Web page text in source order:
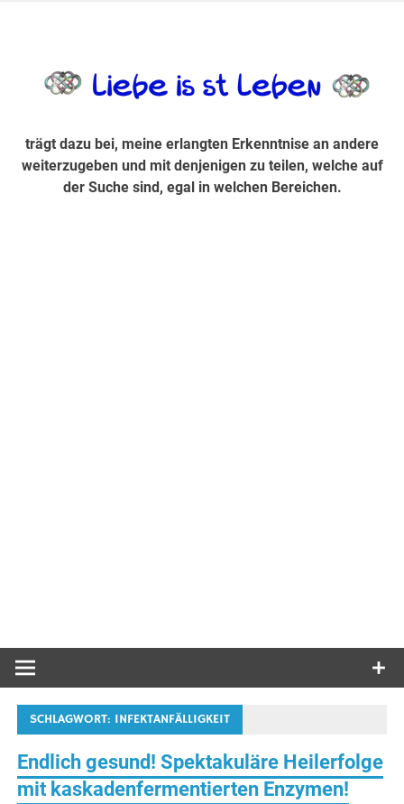
Suche sind, egal in welchen Bereichen.
trägt dazu bei, meine erlangten Erkenntnise an andere
weiterzugeben und mit denjenigen zu teilen, welche auf
der Suche sind, egal in welchen Bereichen.
SCHLAGWORT: INFEKTANFÄLLIGKEIT
Endlich gesund! Spektakuläre Heilerfolge
mit kaskadenfermentierten Enzymen!